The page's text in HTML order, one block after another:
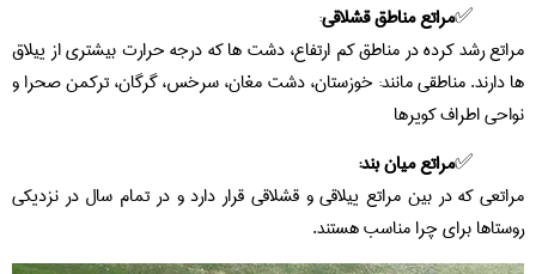
مراتع مناطق قشلاقی:
مراتع رشد کرده در مناطق کم ارتفاع، دشت ها که درجه حرارت بیشتری از ییلاق
ها دارند. مناطقی مانند: خوزستان، دشت مغان، سرخس، گرگان، ترکمن صحرا و
نواحی اطراف کویرها
مراتع میان بند:
مراتعی که در بین مراتع ییلاقی و قشلاقی قرار دارد و در تمام سال در نزدیکی
روستاها برای چرا مناسب هستند.